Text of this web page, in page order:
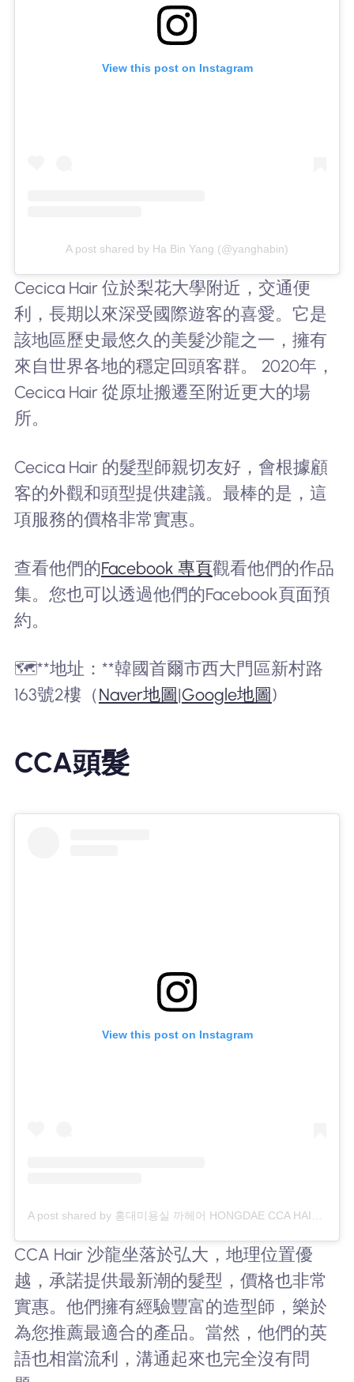
View this post on Instagram
A post shared by Ha Bin Yang (@yanghabin)
Cecica Hair 位於梨花大學附近，交通便
利，長期以來深受國際遊客的喜愛。它是
該地區歷史最悠久的美髮沙龍之一，擁有
來自世界各地的穩定回頭客群。 2020年，
Cecica Hair 從原址搬遷至附近更大的場
所。
Cecica Hair 的髮型師親切友好，會根據顧
客的外觀和頭型提供建議。最棒的是，這
項服務的價格非常實惠。
查看他們的Facebook 專頁觀看他們的作品
集。您也可以透過他們的Facebook頁面預
約。
🗺️**地址：**韓國首爾市西大門區新村路
163號2樓（Naver地圖 |Google地圖 )
CCA頭髮
View this post on Instagram
CCA Hair 沙龍坐落於弘大，地理位置優
越，承諾提供最新潮的髮型，價格也非常
實惠。他們擁有經驗豐富的造型師，樂於
為您推薦最適合的產品。當然，他們的英
語也相當流利，溝通起來也完全沒有問